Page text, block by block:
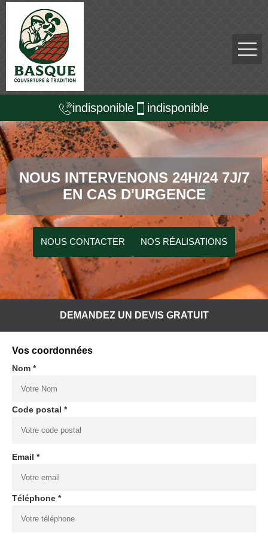
indisponible indisponible
NOUS INTERVENONS 24H/24 7J/7
EN CAS D'URGENCE
NOUS CONTACTER NOS RÉALISATIONS
DEMANDEZ UN DEVIS GRATUIT
Vos coordonnées
Nom *
Code postal *
Email *
Téléphone *